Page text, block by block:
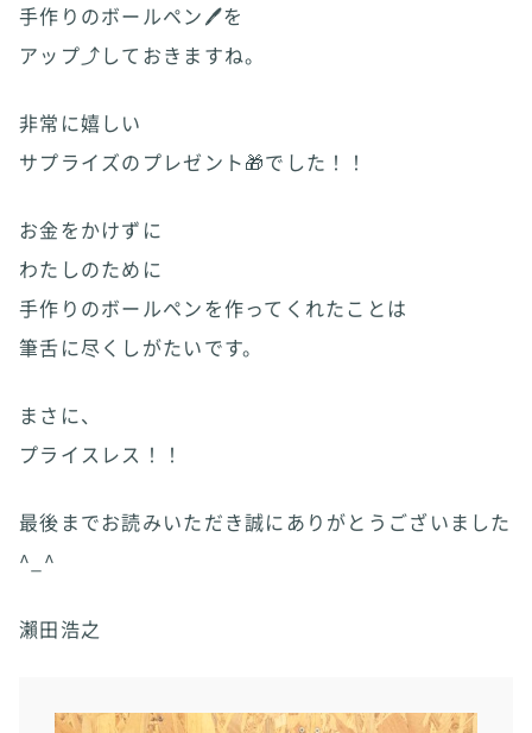
手作りのボールペン🖊️を
アップ⤴️しておきますね。
非常に嬉しい
サプライズのプレゼント🎁でした！！
お金をかけずに
わたしのために
手作りのボールペンを作ってくれたことは
筆舌に尽くしがたいです。
まさに、
プライスレス！！
最後までお読みいただき誠にありがとうございました
^_^
瀨田浩之